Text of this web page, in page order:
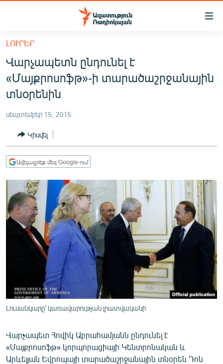
Մատչելիության
հիմնական
բովանդակությանը
Անցնել
հիմնական
մենյուին
ՀԱՅԱՍՏԱՆ
ՔԱՂԱՔԱԿԱՆ
ՀԱՍԱՐԱԿՈՒԹՅՈՒՆ
ՏՆՏԵՍՈՒԹՅՈՒՆ
ՂԱՐԱԲԱՂ
ՊԱՏԵՐԱԶՄԻ 6 ՇԱԲԱԹՆԵՐԸ
ՏԱՐԱԾԱՇՐՋԱՆ
ՄԻՋԱԶԳԱՅԻՆ
ՄՇԱԿՈՒՅԹ
ՄԵԿՆԱԲԱՆՈՒԹՅՈՒՆ
ՏՏ ԵՒ ԻՆՏԵՐՆԵՏ
ԱՐԽԻՎ
ՏԵՍԱՆՅՈՒԹԵՐ
ԼՈՒՐԵՐ
Վարչապետն ընդունել է
«Մայքրոսոֆթ»-ի տարածաշրջանային
տնօրենին
սեպտեմբեր 15, 2015
Կիսվել
Ավելացրեք մեզ Google-ում
Լուսանկարը՝ կառավարության լրատվականի
Վարչապետ Հովիկ Աբրահամյանն ընդունել է
«Մայքրոսոֆթ» կորպորացիայի Կենտրոնական և
Արևելյան Եվրոպայի տարածաշրջանային տնօրեն Դոն